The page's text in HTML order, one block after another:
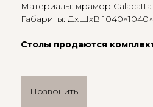
Материалы: мрамор
Габариты: ДхШхВ
Столы продаются
Позвонить